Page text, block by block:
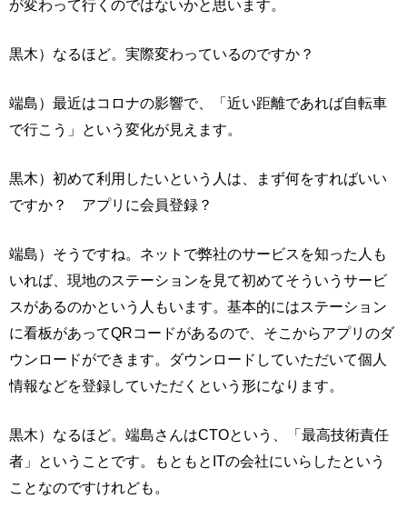
が変わって行くのではないかと思います。
黒木）なるほど。実際変わっているのですか？
端島）最近はコロナの影響で、「近い距離であれば自転車
で行こう」という変化が見えます。
黒木）初めて利用したいという人は、まず何をすればいい
ですか？ アプリに会員登録？
端島）そうですね。ネットで弊社のサービスを知った人も
いれば、現地のステーションを見て初めてそういうサービ
スがあるのかという人もいます。基本的にはステーション
に看板があってQRコードがあるので、そこからアプリのダ
ウンロードができます。ダウンロードしていただいて個人
情報などを登録していただくという形になります。
黒木）なるほど。端島さんはCTOという、「最高技術責任
者」ということです。もともとITの会社にいらしたという
ことなのですけれども。